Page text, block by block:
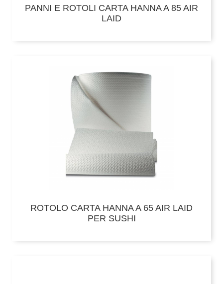
PANNI E ROTOLI CARTA HANNA A 85 AIR
LAID
ROTOLO CARTA HANNA A 65 AIR LAID
PER SUSHI